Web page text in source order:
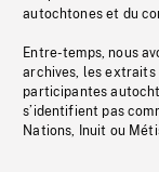
autochtones et du
Entre-temps, nous
archives, les
participantes
s’identifient pas
Nations, Inuit ou